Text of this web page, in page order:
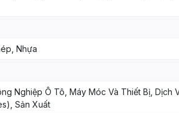
Nhựa
Nghiệp Ô Tô, Máy Móc Và Thiết Bị, Dịch
Sản Xuất